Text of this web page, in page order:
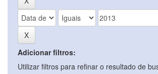
Adicionar filtros:
Utilizar filtros para refinar o resultado de